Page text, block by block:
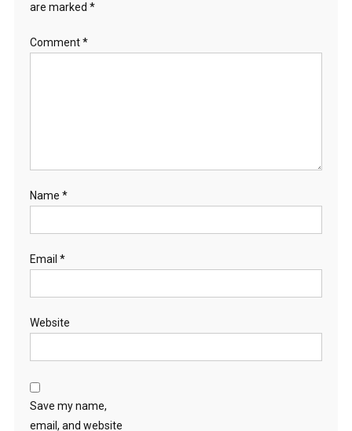
are marked *
Comment*
Name *
Email *
Website
Save my name,
email, and website